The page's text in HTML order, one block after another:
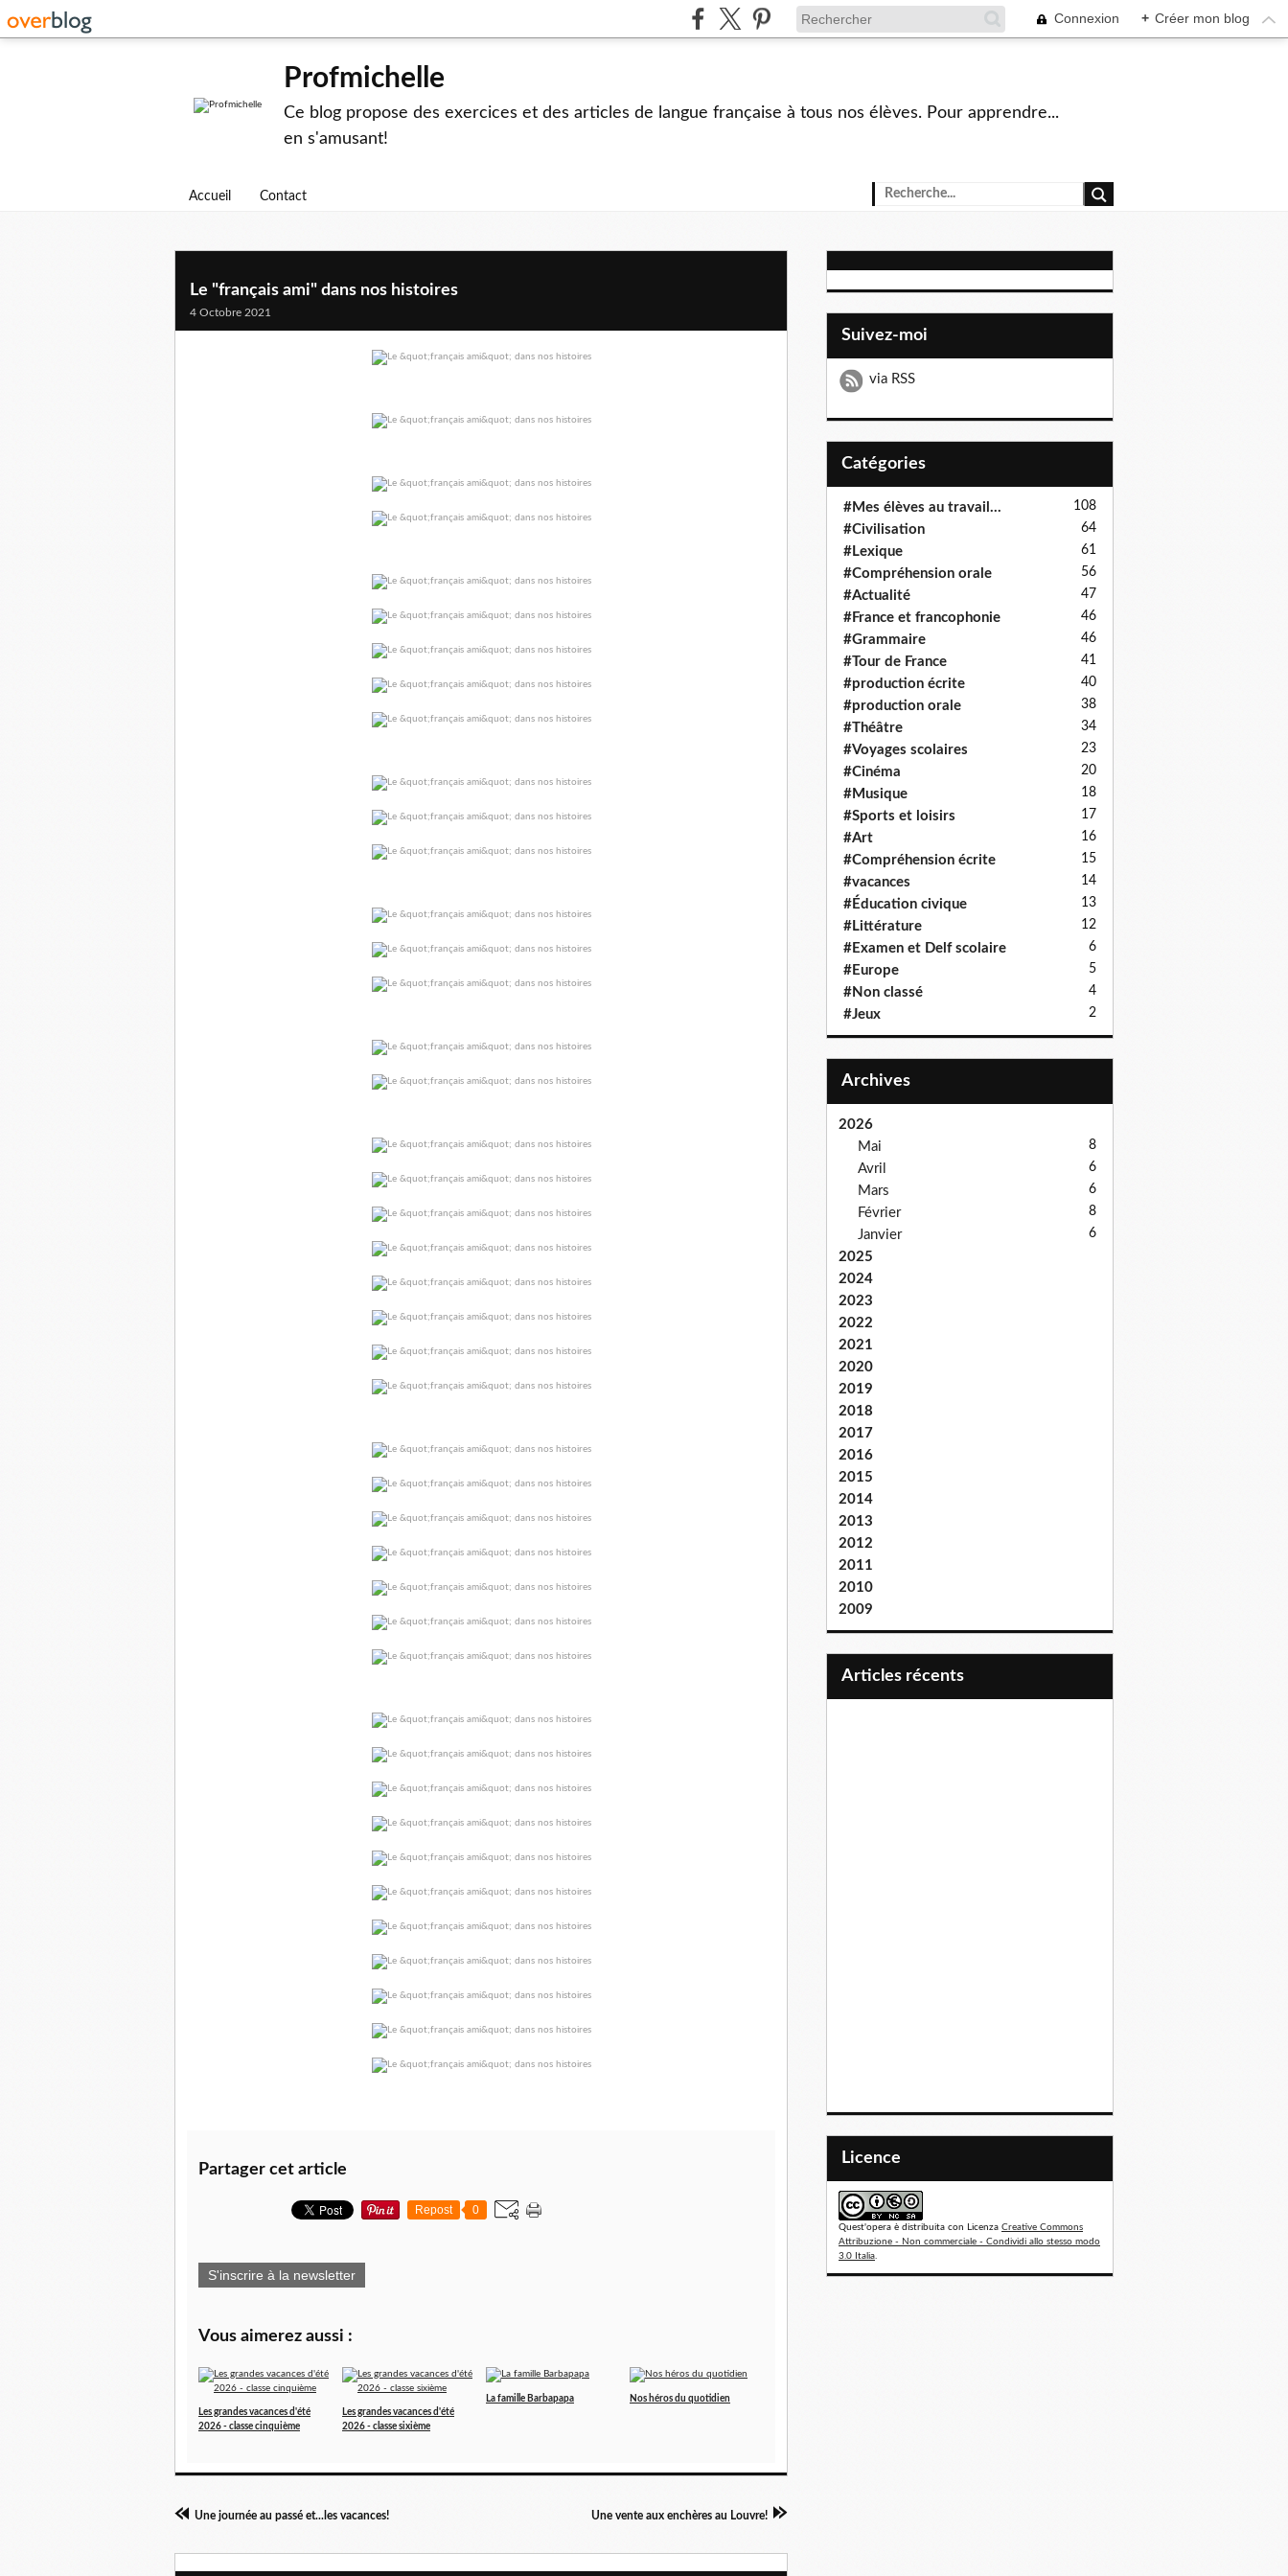
Connexion + Créer mon blog
Profmichelle
Ce blog propose des exercices et des articles de langue française à tous nos élèves. Pour apprendre...
en s'amusant!
Accueil Contact
Le "français ami" dans nos histoires
4 Octobre 2021
Partager cet article
Repost 0
S'inscrire à la newsletter
Vous aimerez aussi :
Les grandes vacances d'été
2026 - classe cinquième
Les grandes vacances d'été
2026 - classe sixième
La famille Barbapapa Nos héros du quotidien
Une journée au passé et...les vacances! Une vente aux enchères au Louvre!
Suivez-moi
via RSS
Catégories
#Mes élèves au travail... 108
#Civilisation 64
#Lexique 61
#Compréhension orale 56
#Actualité 47
#France et francophonie 46
#Grammaire 46
#Tour de France 41
#production écrite 40
#production orale 38
#Théâtre 34
#Voyages scolaires 23
#Cinéma 20
#Musique 18
#Sports et loisirs 17
#Art 16
#Compréhension écrite 15
#vacances 14
#Éducation civique 13
#Littérature 12
#Examen et Delf scolaire 6
#Europe 5
#Non classé 4
#Jeux 2
Archives
2026
Mai
8
Avril 6
Mars 6
Février 8
Janvier 6
2025
2024
2023
2022
2021
2020
2019
2018
2017
2016
2015
2014
2013
2012
2011
2010
2009
articles récents
Licence
Quest'opera è distribuita con Licenza Creative Commons
Attribuzione - Non commerciale - Condividi allo stesso modo
3.0 Italia.